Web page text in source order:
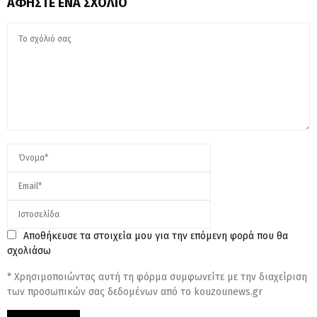
Αποθήκευσε τα στοιχεία μου για την επόμενη φορά που θα
σχολιάσω
* Χρησιμοποιώντας αυτή τη φόρμα συμφωνείτε με την διαχείριση
των προσωπικών σας δεδομένων από το kouzounews.gr